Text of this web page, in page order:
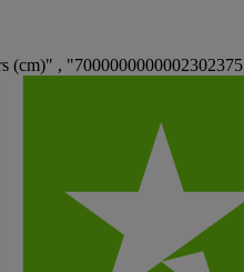
(cm)" ,